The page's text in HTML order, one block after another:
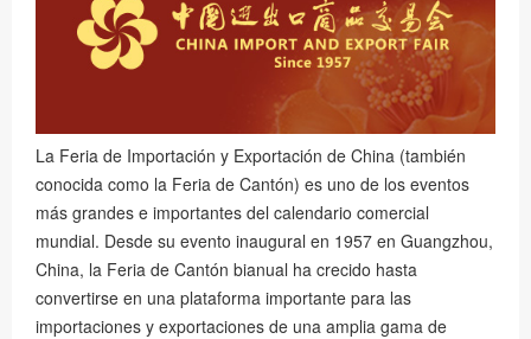
La Feria de Importación y Exportación de China (también
conocida como la Feria de Cantón) es uno de los eventos
más grandes e importantes del calendario comercial
mundial. Desde su evento inaugural en 1957 en Guangzhou,
China, la Feria de Cantón bianual ha crecido hasta
convertirse en una plataforma importante para las
importaciones y exportaciones de una amplia gama de